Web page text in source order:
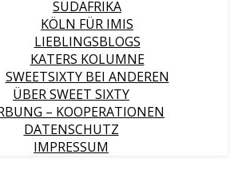
SÜDAFRIKA
KÖLN FÜR IMIS
LIEBLINGSBLOGS
KATERS KOLUMNE
SWEETSIXTY BEI ANDEREN
ÜBER SWEET SIXTY
– KOOPERATIONEN
DATENSCHUTZ
IMPRESSUM